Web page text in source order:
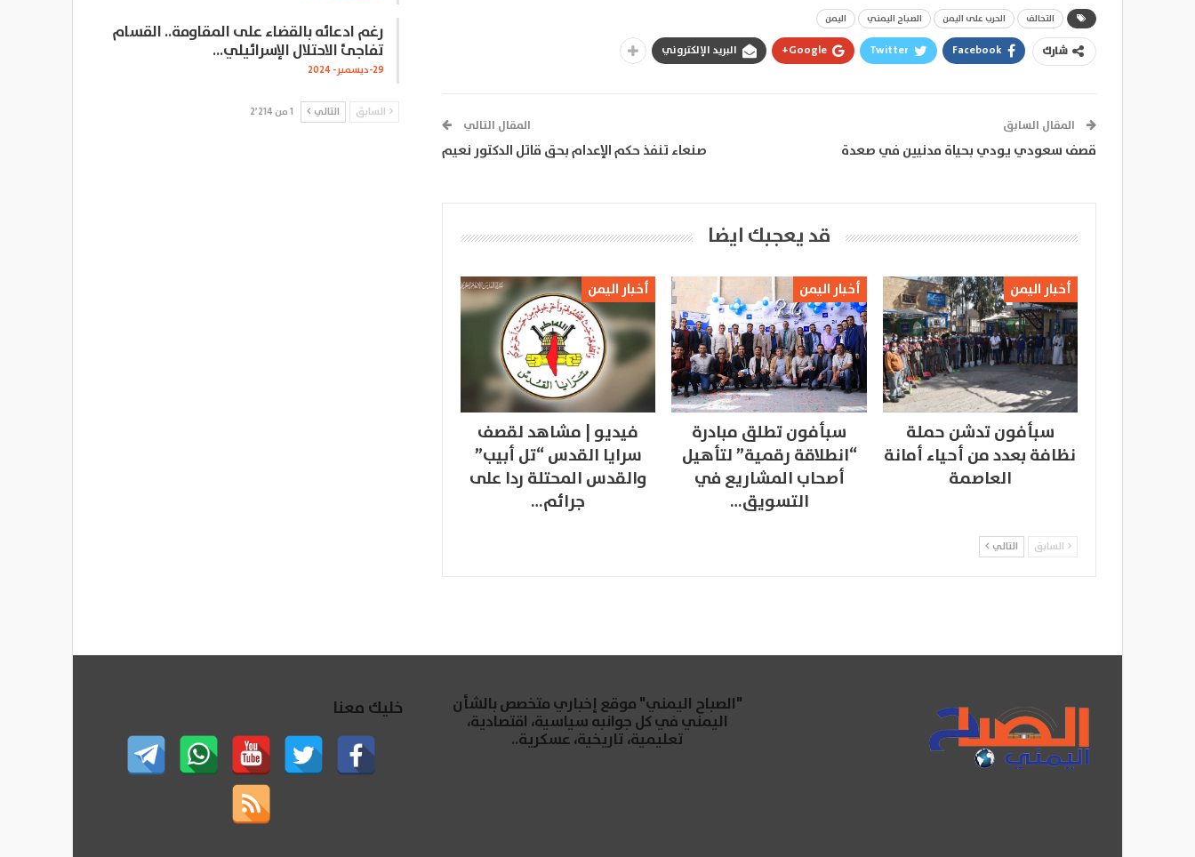
التحالف الحرب على اليمن الصباح اليمني اليمن
شارك Facebook
Twitter
Google+ البريد الإلكتروني
المقال السابق
قصف سعودي يودي بحياة مدنيين في صعدة
المقال التالي
صنعاء تنفذ حكم الإعدام بحق قاتل الدكتور نعيم
قد يعجبك ايضا
أخبار اليمن
سبأفون تدشن حملة
نظافة بعدد من أحياء أمانة
العاصمة
أخبار اليمن
سبأفون تطلق مبادرة
“انطلاقة رقمية” لتأهيل
أصحاب المشاريع في
التسويق…
أخبار اليمن
فيديو | مشاهد لقصف
سرايا القدس “تل أبيب”
والقدس المحتلة ردا على
جرائم…
السابق التالي
رغم ادعائه بالقضاء على المقاومة.. القسام
تفاجئ الاحتلال الإسرائيلي…
29-ديسمبر- 2024
السابق التالي 1 من 2٬214
"الصباح اليمني" موقع إخباري متخصص بالشأن
اليمني في كل جوانبه سياسية، اقتصادية،
تعليمية، تاريخية، عسكرية..
خليك معنا